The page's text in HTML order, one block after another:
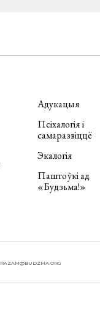
Адукацыя
Псіхалогія і
самаразвіццё
Экалогія
Паштоўкі ад
«Будзьма!»
RAZAM@BUDZMA.ORG